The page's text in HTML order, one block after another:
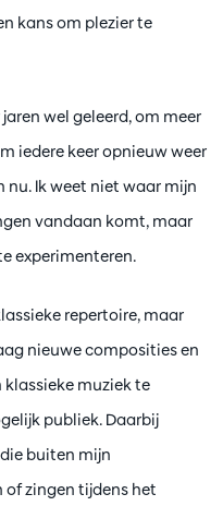
kans om plezier te
wel geleerd, om meer
iedere keer opnieuw weer
nu. Ik weet niet waar mijn
vandaan komt, maar
experimenteren.
repertoire, maar
nieuwe composities en
muziek te
publiek. Daarbij
buiten mijn
zingen tijdens het